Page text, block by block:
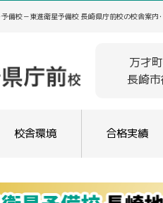
備校－東進衛星予備校 長崎県庁前校の校舎案
万才
長崎
校舎環境 合格実績